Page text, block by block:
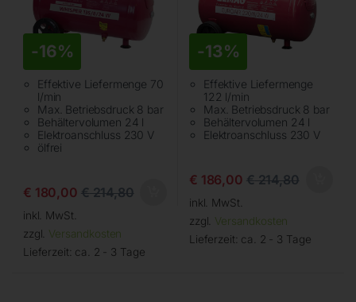
-16%
Effektive Liefermenge 70
l/min
Max. Betriebsdruck 8 bar
Behältervolumen 24 l
Elektroanschluss 230 V
ölfrei
€ 180,00 €214,80
inkl. MwSt.
zzgl. Versandkosten
Lieferzeit: ca. 2 - 3 Tage
-13%
Effektive Liefermenge
122 l/min
Max. Betriebsdruck 8 bar
Behältervolumen 24 l
Elektroanschluss 230 V
€ 186,00 €214,80
inkl. MwSt.
zzgl. Versandkosten
Lieferzeit: ca. 2 - 3 Tage